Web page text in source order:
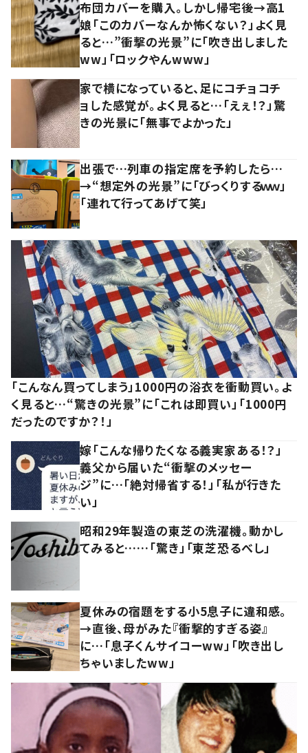
布団カバーを購入。しかし帰宅後→高1
娘「このカバーなんか怖くない？」よく見
ると…”衝撃の光景”に「吹き出しました
ww」「ロックやんwww」
家で横になっていると、足にコチョコチ
ョした感覚が。よく見ると…「えぇ！？」驚
きの光景に「無事でよかった」
出張で…列車の指定席を予約したら…
→“想定外の光景”に「びっくりするｗｗ」
「連れて行ってあげて笑」
「こんなん買ってしまう」1000円の浴衣を衝動買い。よ
く見ると…“驚きの光景”に「これは即買い」「1000円
だったのですか？！」
嫁「こんな帰りたくなる義実家ある！？」
義父から届いた“衝撃のメッセー
ジ”に…「絶対帰省する！」「私が行きた
い」
昭和29年製造の東芝の洗濯機。動かし
てみると……「驚き」「東芝恐るべし」
夏休みの宿題をする小5息子に違和感。
→直後、母がみた『衝撃的すぎる姿』
に…「息子くんサイコーww」「吹き出し
ちゃいましたww」